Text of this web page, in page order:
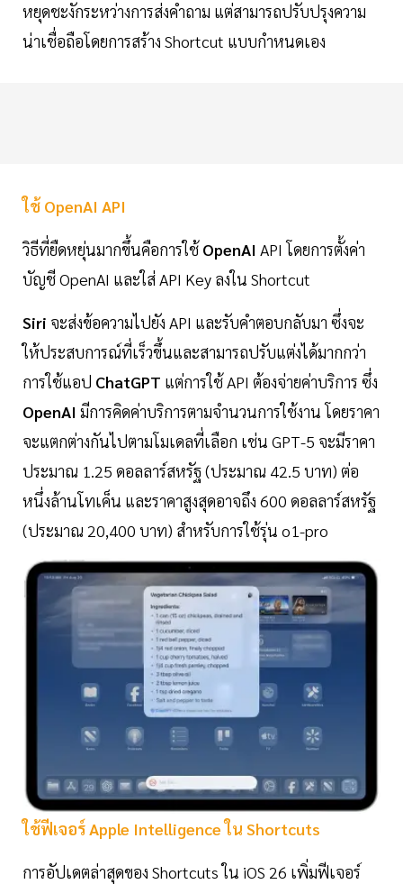
หยุดชะงักระหว่างการส่งคำถาม แต่สามารถปรับปรุงความ
น่าเชื่อถือโดยการสร้าง Shortcut แบบกำหนดเอง
ใช้ OpenAI API
วิธีที่ยืดหยุ่นมากขึ้นคือการใช้OpenAI API โดยการตั้งค่า
บัญชี OpenAI และใส่ API Key ลงใน Shortcut
Siri จะส่งข้อความไปยัง API และรับคำตอบกลับมา ซึ่งจะ
ให้ประสบการณ์ที่เร็วขึ้นและสามารถปรับแต่งได้มากกว่า
การใช้แอป ChatGPT แต่การใช้ API ต้องจ่ายค่าบริการ ซึ่ง
OpenAI มีการคิดค่าบริการตามจำนวนการใช้งาน โดยราคา
จะแตกต่างกันไปตามโมเดลที่เลือก เช่น GPT-5 จะมีราคา
ประมาณ 1.25 ดอลลาร์สหรัฐ (ประมาณ 42.5 บาท) ต่อ
หนึ่งล้านโทเค็น และราคาสูงสุดอาจถึง 600 ดอลลาร์สหรัฐ
(ประมาณ 20,400 บาท) สำหรับการใช้รุ่น o1-pro
ใช้ฟีเจอร์ Apple Intelligence ใน Shortcuts
การอัปเดตล่าสุดของ Shortcuts ใน iOS 26 เพิ่มฟีเจอร์